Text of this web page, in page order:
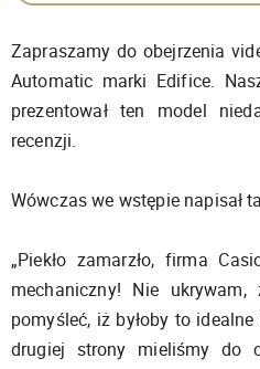
Zapraszamy do obejrzenia
Automatic marki Edifice.
prezentował ten model
recenzji.
Wówczas we wstępie napisał
„Piekło zamarzło, firma
mechaniczny! Nie
pomyśleć, iż byłoby to
drugiej strony mieliśmy do